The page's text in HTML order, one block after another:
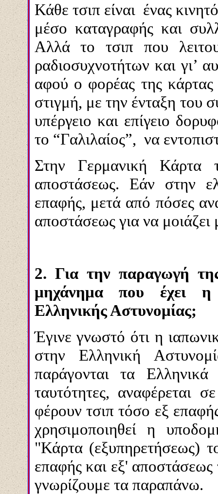
Κάθε τσιπ είναι ένας
μέσο καταγραφής και
Αλλά το τσιπ που
ραδιοσυχνοτήτων και γι’
αφού ο φορέας της
στιγμή, με την ένταξη
υπέργειο και επίγειο
το “Γαλιλαίος”, να
Στην Γερμανική Κάρτα
αποστάσεως. Εάν στην
επαφής, μετά από πόσες
αποστάσεως για να
2. Για την παραγωγή
μηχάνημα που έχει η
Ελληνικής Αστυνομίας;
Έγινε γνωστό ότι η
στην Ελληνική
παράγονται τα Ελληνικά
ταυτότητες, αναφέρεται
φέρουν τσιπ τόσο εξ
χρησιμοποιηθεί η
"Κάρτα (εξυπηρετήσεως)
επαφής και εξ' αποστάσεως
γνωρίζουμε τα παραπάνω.